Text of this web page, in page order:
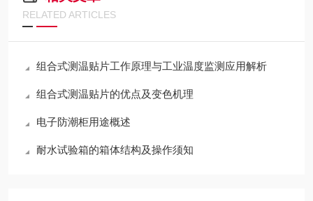
RELATED ARTICLES
组合式测温贴片工作原理与工业温度监测应用解析
组合式测温贴片的优点及变色机理
电子防潮柜用途概述
耐水试验箱的箱体结构及操作须知